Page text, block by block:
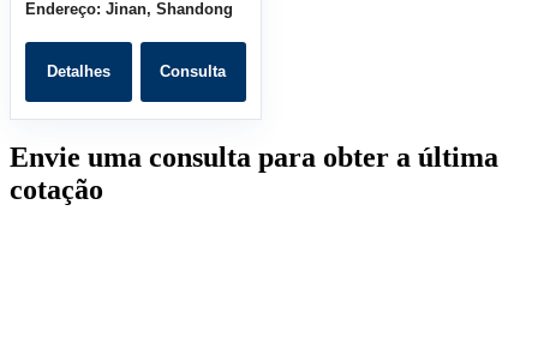
Endereço: Jinan, Shandong
Detalhes Consulta
Envie uma consulta para obter a última
cotação